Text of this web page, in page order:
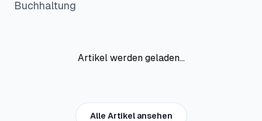
Buchhaltung
Artikel werden geladen...
Alle Artikel ansehen